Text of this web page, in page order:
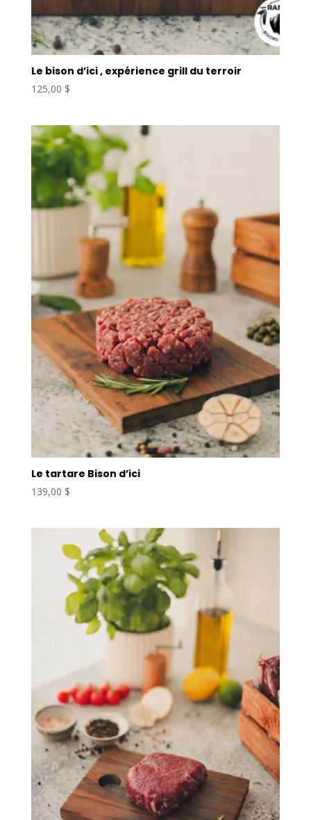
Le bison d’ici , expérience grill du terroir
125,00 $
Le tartare Bison d’ici
139,00 $